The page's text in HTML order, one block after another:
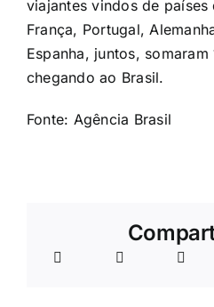
viajantes vindos de
França, Portugal,
Espanha, juntos,
chegando ao Brasil.
Fonte: Agência Brasil